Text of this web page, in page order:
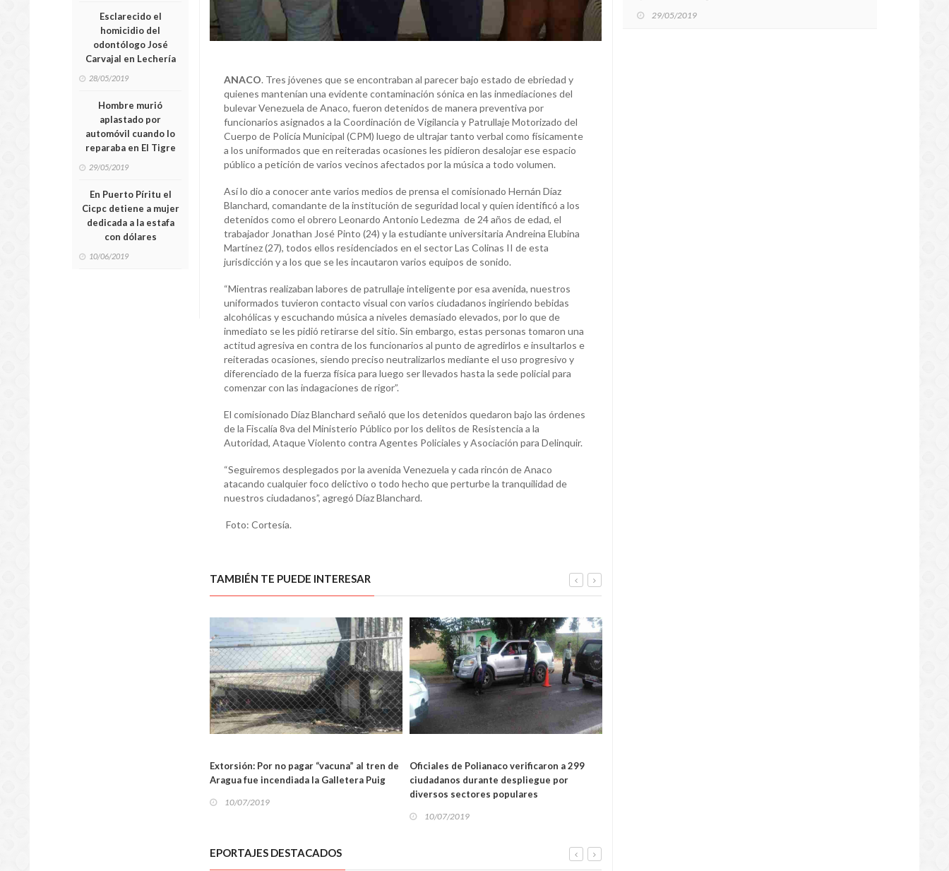
Esclarecido el
homicidio del
odontólogo José
Carvajal en Lechería
28/05/2019
Hombre murió
aplastado por
automóvil cuando lo
reparaba en El Tigre
29/05/2019
En Puerto Píritu el
Cicpc detiene a mujer
dedicada a la estafa
con dólares
10/06/2019
ANACO. Tres jóvenes que se encontraban al parecer bajo estado de ebriedad y
quienes mantenían una evidente contaminación sónica en las inmediaciones del
bulevar Venezuela de Anaco, fueron detenidos de manera preventiva por
funcionarios asignados a la Coordinación de Vigilancia y Patrullaje Motorizado del
Cuerpo de Policía Municipal (CPM) luego de ultrajar tanto verbal como físicamente
a los uniformados que en reiteradas ocasiones les pidieron desalojar ese espacio
público a petición de varios vecinos afectados por la música a todo volumen.
Así lo dio a conocer ante varios medios de prensa el comisionado Hernán Díaz
Blanchard, comandante de la institución de seguridad local y quien identificó a los
detenidos como el obrero Leonardo Antonio Ledezma de 24 años de edad, el
trabajador Jonathan José Pinto (24) y la estudiante universitaria Andreina Elubina
Martínez (27), todos ellos residenciados en el sector Las Colinas II de esta
jurisdicción y a los que se les incautaron varios equipos de sonido.
“Mientras realizaban labores de patrullaje inteligente por esa avenida, nuestros
uniformados tuvieron contacto visual con varios ciudadanos ingiriendo bebidas
alcohólicas y escuchando música a niveles demasiado elevados, por lo que de
inmediato se les pidió retirarse del sitio. Sin embargo, estas personas tomaron una
actitud agresiva en contra de los funcionarios al punto de agredirlos e insultarlos e
reiteradas ocasiones, siendo preciso neutralizarlos mediante el uso progresivo y
diferenciado de la fuerza física para luego ser llevados hasta la sede policial para
comenzar con las indagaciones de rigor”.
El comisionado Díaz Blanchard señaló que los detenidos quedaron bajo las órdenes
de la Fiscalía 8va del Ministerio Público por los delitos de Resistencia a la
Autoridad, Ataque Violento contra Agentes Policiales y Asociación para Delinquir.
“Seguiremos desplegados por la avenida Venezuela y cada rincón de Anaco
atacando cualquier foco delictivo o todo hecho que perturbe la tranquilidad de
nuestros ciudadanos”, agregó Díaz Blanchard.
Foto: Cortesía.
TAMBIÉN TE PUEDE INTERESAR
SUCESOS
Extorsión: Por no pagar “vacuna” al tren de
Aragua fue incendiada la Galletera Puig
10/07/2019
Oficiales de Polianaco verificaron a 299
ciudadanos durante despliegue por
diversos sectores populares
10/07/2019
EPORTAJES DESTACADOS
29/05/2019